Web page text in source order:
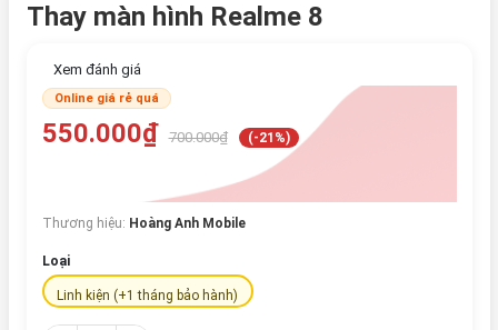
Thay màn hình Realme 8
Xem đánh giá
Online giá rẻ quá
550.000₫ 700.000₫ (-21%)
Thương hiệu: Hoàng Anh Mobile
Loại
Linh kiện (+1 tháng bảo hành)